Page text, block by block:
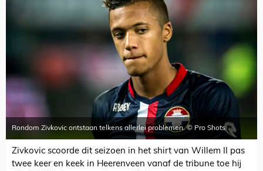
Rondom Zivkovic ontstaan telkens allerlei problemen. © Pro Shots
Zivkovic scoorde dit seizoen in het shirt van Willem II pas
twee keer en keek in Heerenveen vanaf de tribune toe hij